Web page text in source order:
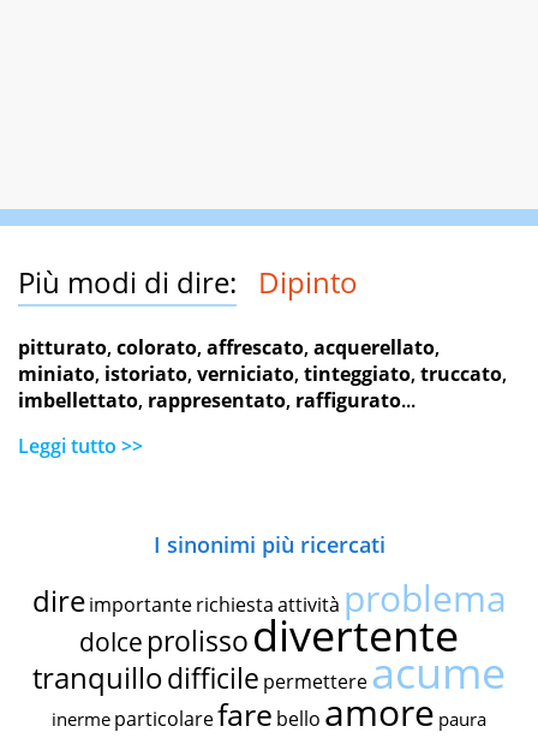
Più modi di dire: Dipinto
pitturato,colorato,affrescato,acquerellato,
miniato, istoriato,verniciato,tinteggiato,truccato,
imbellettato, rappresentato, raffigurato...
Leggi tutto >>
I sinonimi più ricercati
dire importante richiestaattività problema
dolce prolissodivertente
tranquillodifficile permettereacume
inerme particolarefare bello amore paura